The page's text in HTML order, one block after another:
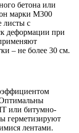
бетона или
марки М300
листы с
деформации при
– не более 30 см.
или битумно-
лентами.